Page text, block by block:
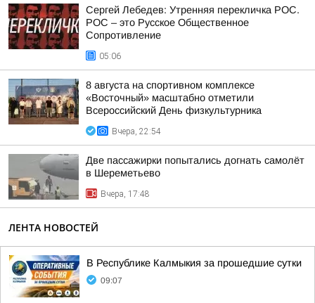
Сергей Лебедев: Утренняя перекличка РОС.
РОС – это Русское Общественное
Сопротивление
05:06
8 августа на спортивном комплексе
«Восточный» масштабно отметили
Всероссийский День физкультурника
Вчера, 22:54
Две пассажирки попытались догнать самолёт
в Шереметьево
Вчера, 17:48
ЛЕНТА НОВОСТЕЙ
В Республике Калмыкия за прошедшие сутки
09:07